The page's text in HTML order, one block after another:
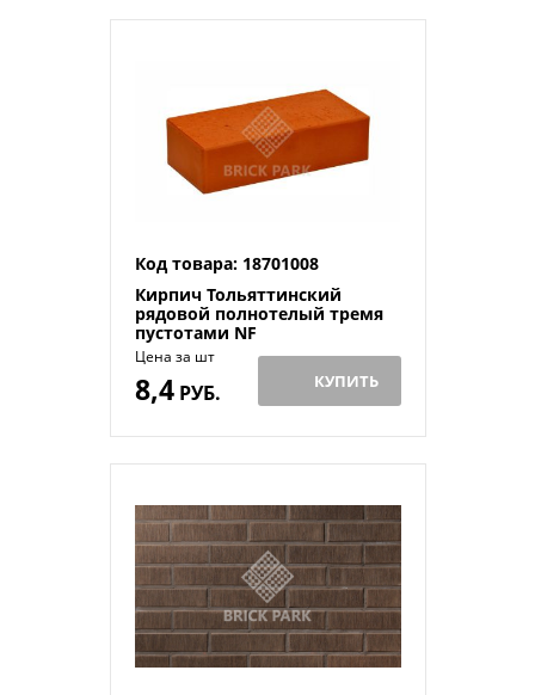
Код товара: 18701008
Кирпич Тольяттинский
рядовой полнотелый тремя
пустотами NF
Цена за шт
8,4РУБ. КУПИТЬ